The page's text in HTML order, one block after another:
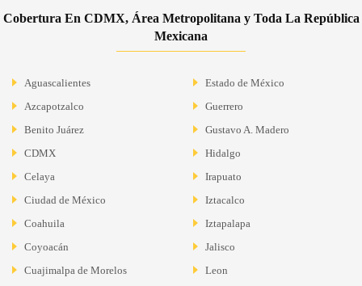
Cobertura En CDMX, Área Metropolitana y Toda La República
Mexicana
Aguascalientes
Azcapotzalco
Benito Juárez
CDMX
Celaya
Ciudad de México
Coahuila
Coyoacán
Cuajimalpa de Morelos
Estado de México
Guerrero
Gustavo A. Madero
Hidalgo
Irapuato
Iztacalco
Iztapalapa
Jalisco
Leon